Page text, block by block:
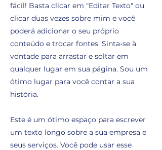
fácil! Basta clicar em "Editar Texto" ou
clicar duas vezes sobre mim e você
poderá adicionar o seu próprio
conteúdo e trocar fontes. Sinta-se à
vontade para arrastar e soltar em
qualquer lugar em sua página. Sou um
ótimo lugar para você contar a sua
história.
Este é um ótimo espaço para escrever
um texto longo sobre a sua empresa e
seus serviços. Você pode usar esse